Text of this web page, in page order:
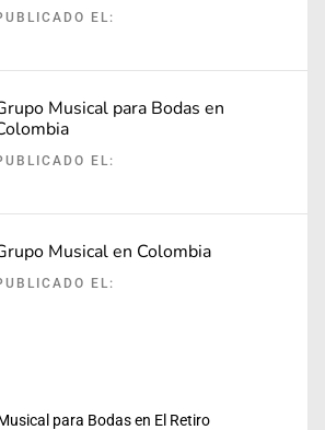
EL:
Musical para Bodas en
EL:
Musical en Colombia
EL:
para Bodas en El Retiro